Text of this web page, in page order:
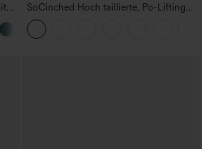
SoCinched Hoch taillierte, Po-Lifting
7/8-Trainingsleggings mit
Bauchkontrolle und Seitentaschen